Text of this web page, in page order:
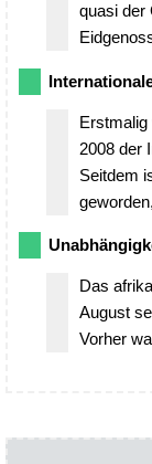
quasi der
Erstmalig
2008 der
Seitdem
Das
August
Vorher